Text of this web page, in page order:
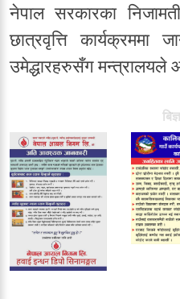
नेपाल सरकारका
छात्रवृत्ति
उमेद्धारहरुसँग मन्त्रालयले